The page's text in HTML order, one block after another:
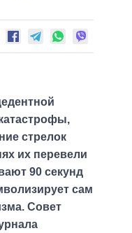
стрелок
их перевели
90 секунд
сам
Совет